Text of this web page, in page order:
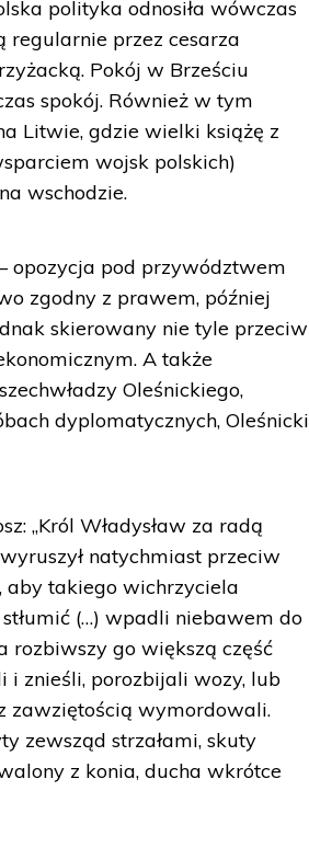
polityka odnosiła wówczas
regularnie przez cesarza
Pokój w Brześciu
spokój. Również w tym
Litwie, gdzie wielki książę z
wojsk polskich)
wschodzie.
opozycja pod przywództwem
zgodny z prawem, później
skierowany nie tyle przeciw
A także
Oleśnickiego,
dyplomatycznych, Oleśnicki
„Król Władysław za radą
natychmiast przeciw
aby takiego wichrzyciela
(…) wpadli niebawem do
rozbiwszy go większą część
i znieśli, porozbijali wozy, lub
zawziętością wymordowali.
zewsząd strzałami, skuty
z konia, ducha wkrótce